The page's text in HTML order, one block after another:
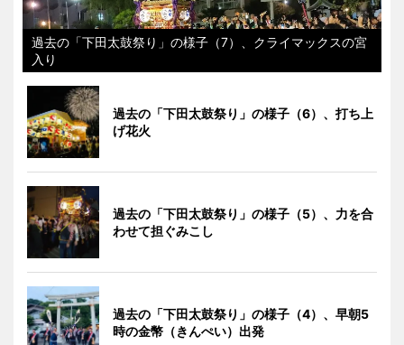
過去の「下田太鼓祭り」の様子（7）、クライマックスの宮
入り
過去の「下田太鼓祭り」の様子（6）、打ち上
げ花火
過去の「下田太鼓祭り」の様子（5）、力を合
わせて担ぐみこし
過去の「下田太鼓祭り」の様子（4）、早朝5
時の金幣（きんぺい）出発